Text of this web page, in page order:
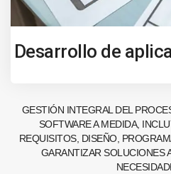
Desarrollo de
GESTIÓN INTEGRAL DEL
SOFTWARE A MEDIDA,
REQUISITOS, DISEÑO,
GARANTIZAR SOLUCIONES